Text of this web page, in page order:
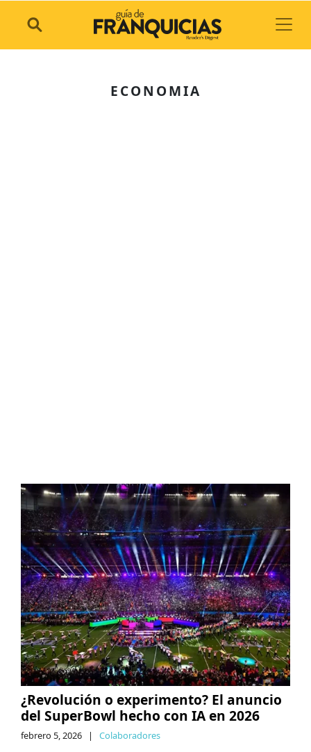
ECONOMIA
¿Revolución o experimento? El anuncio
del SuperBowl hecho con IA en 2026
febrero 5, 2026 | Colaboradores